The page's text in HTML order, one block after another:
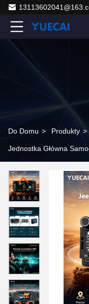
Do Domu > Produkty >
Jednostka Główna
samochodowe FM
ekranu dotykowego dla